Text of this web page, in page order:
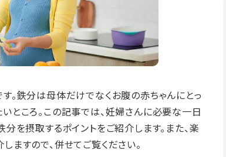
。鉄分は母体だけでなくお腹の赤ちゃんにとっ
ところ。この記事では、妊婦さんに必要な一日
を摂取するポイントをご紹介します。また、楽
ますので、併せてご覧ください。